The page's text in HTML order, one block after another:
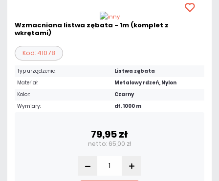
Wzmacniana listwa zębata - 1m (komplet z
wkrętami)
Kod: 41078
Typ urządzenia:
Listwa zębata
Materiał:
Metalowy rdzeń, Nylon
Kolor:
Czarny
Wymiary:
dł. 1000 m
79,95 zł
netto: 65,00 zł